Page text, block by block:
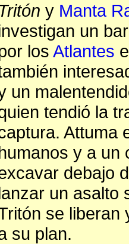
y Manta
un
los Atlantes
un
tendió la
Attuma
y a un
debajo
un asalto
se liberan
su plan.